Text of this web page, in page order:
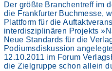
Der größte Branchentreff im
die Frankfurter Buchmesse,
Plattform für die
interdisziplinären Projekts
Neue Standards für die
Podiumsdiskussion
12.10.2011 im Forum
die Zielgruppe schon allein